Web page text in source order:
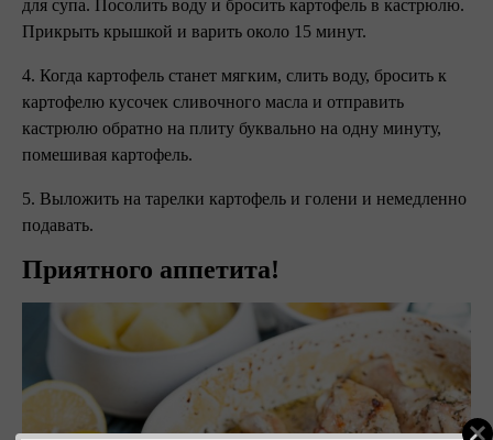
для супа. Посолить воду и бросить картофель в кастрюлю.
Прикрыть крышкой и варить около 15 минут.
4. Когда картофель станет мягким, слить воду, бросить к
картофелю кусочек сливочного масла и отправить
кастрюлю обратно на плиту буквально на одну минуту,
помешивая картофель.
5. Выложить на тарелки картофель и голени и немедленно
подавать.
Приятного аппетита!